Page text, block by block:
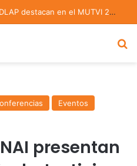
Estudiantes STEM de la UDLAP destacan en el MUTVI 2026
Eventos
presentan